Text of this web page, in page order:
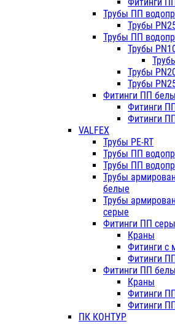
Трубы ПП
Трубы
Трубы ПП
Трубы
Трубы
Трубы
Фитинги ПП
Фитинги
Фитинги
VALFEX
Трубы PE-RT
Трубы ПП
Трубы ПП
Трубы
белые
Трубы
серые
Фитинги ПП
Краны
Фитинги с
Фитинги
Фитинги ПП
Краны
Фитинги
Фитинги
ПК КОНТУР